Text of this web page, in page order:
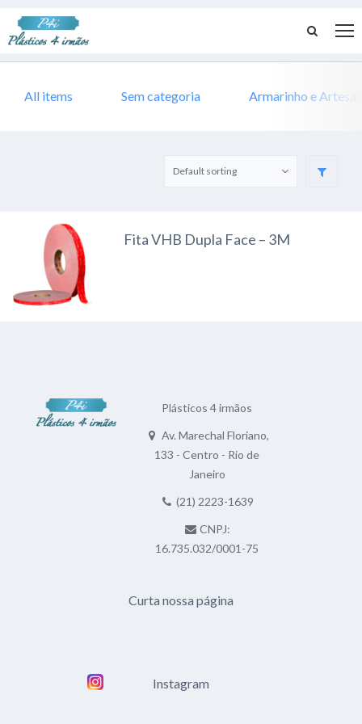
All items Sem categoria Armarinho e
Fita VHB Dupla Face – 3M
Plásticos 4 irmãos
Av. Marechal Floriano,
133 - Centro - Rio de
Janeiro
(21) 2223-1639
CNPJ:
16.735.032/0001-75
Curta nossa página
Instagram